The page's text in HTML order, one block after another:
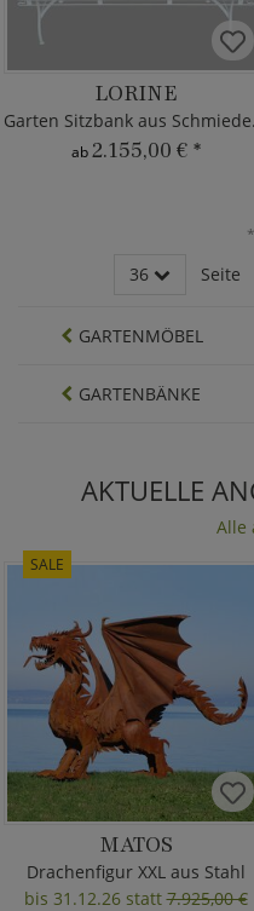
LORINE
ab2.155,00 € *
*
36 Seite
GARTENMÖBEL
GARTENBÄNKE
AKTUELLE
Alle
SALE
MATOS
Drachenfigur XXL aus Stahl
bis 31.12.26 statt7.925,00 €